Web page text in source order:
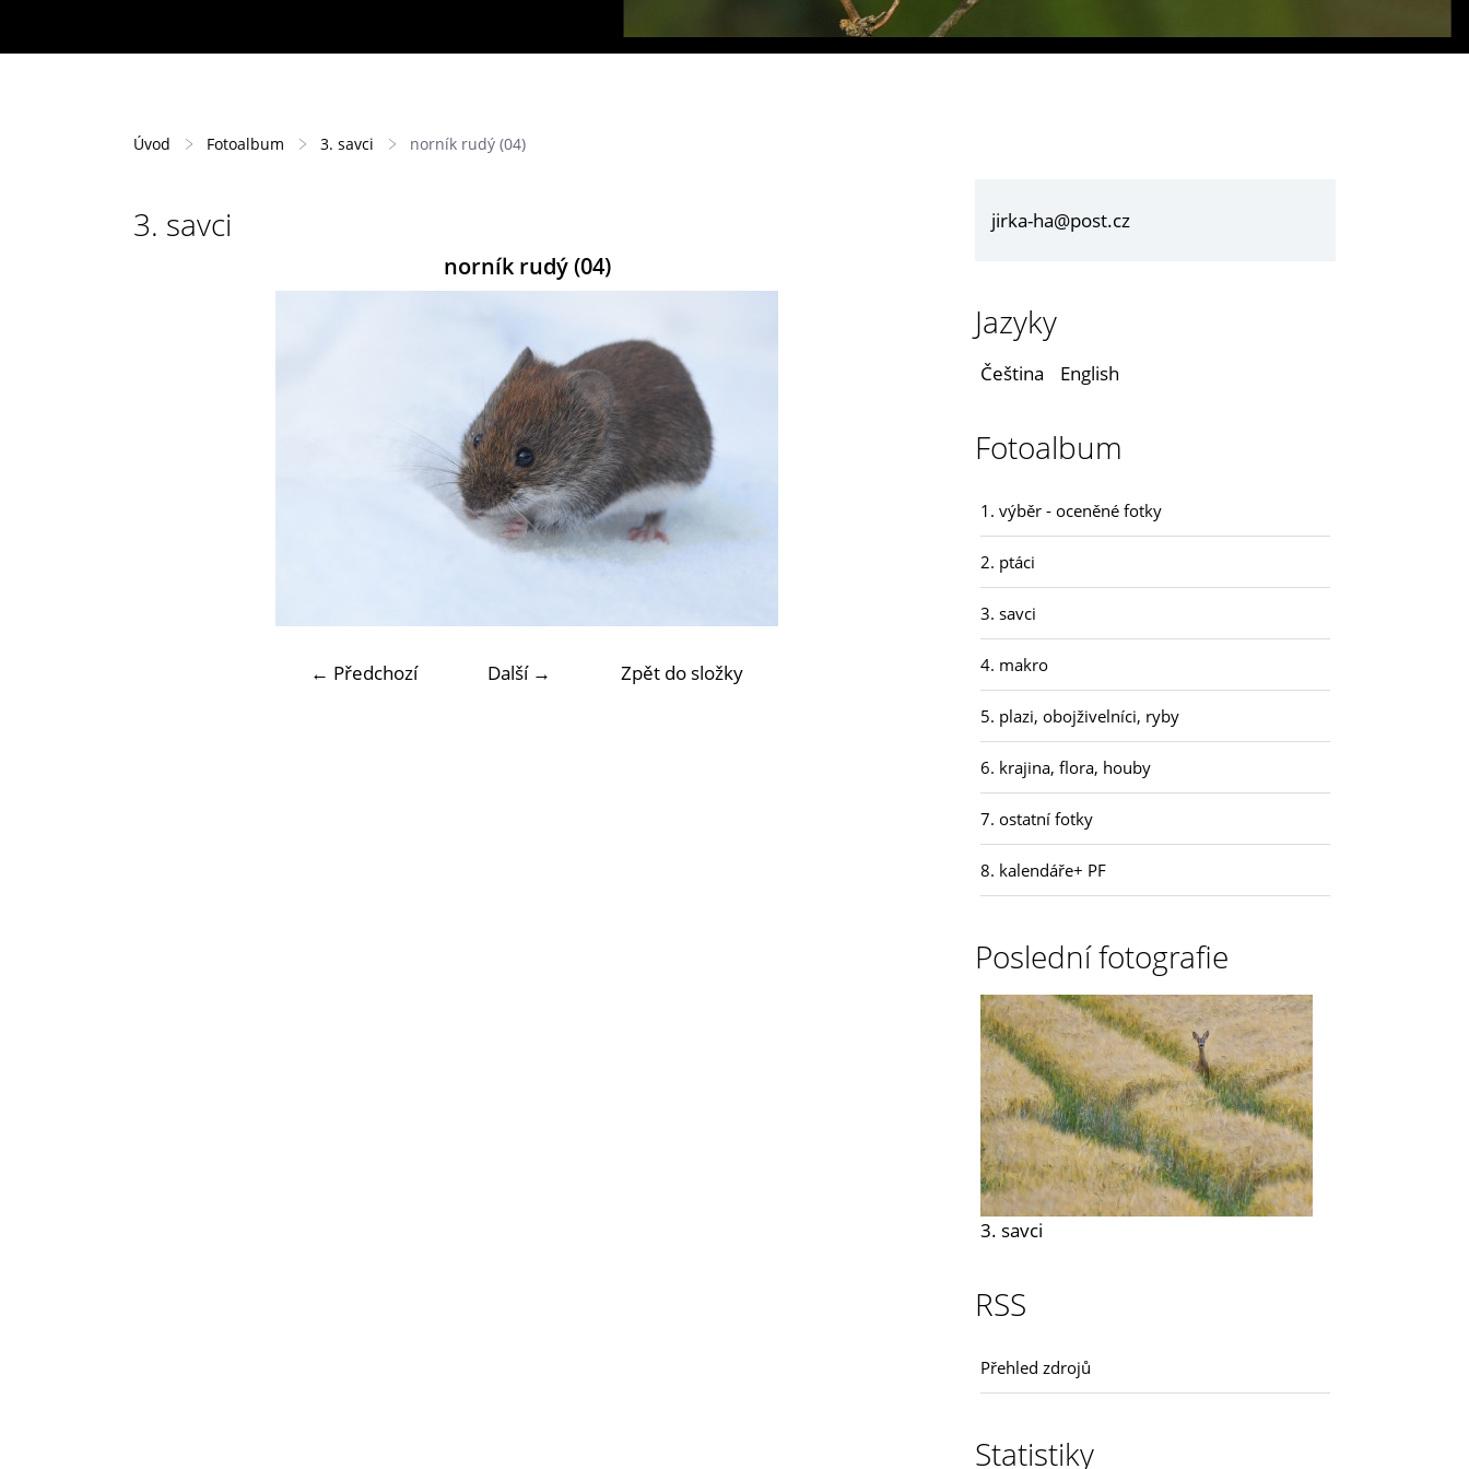
Úvod Fotoalbum 3. savci norník rudý (04)
3. savci
norník rudý (04)
← Předchozí Další → Zpět do složky
jirka-ha@post.cz
Jazyky
Čeština English
Fotoalbum
1. výběr - oceněné fotky
2. ptáci
3. savci
4. makro
5. plazi, obojživelníci, ryby
6. krajina, flora, houby
7. ostatní fotky
8. kalendáře+ PF
Poslední fotografie
3. savci
RSS
Přehled zdrojů
Statistiky